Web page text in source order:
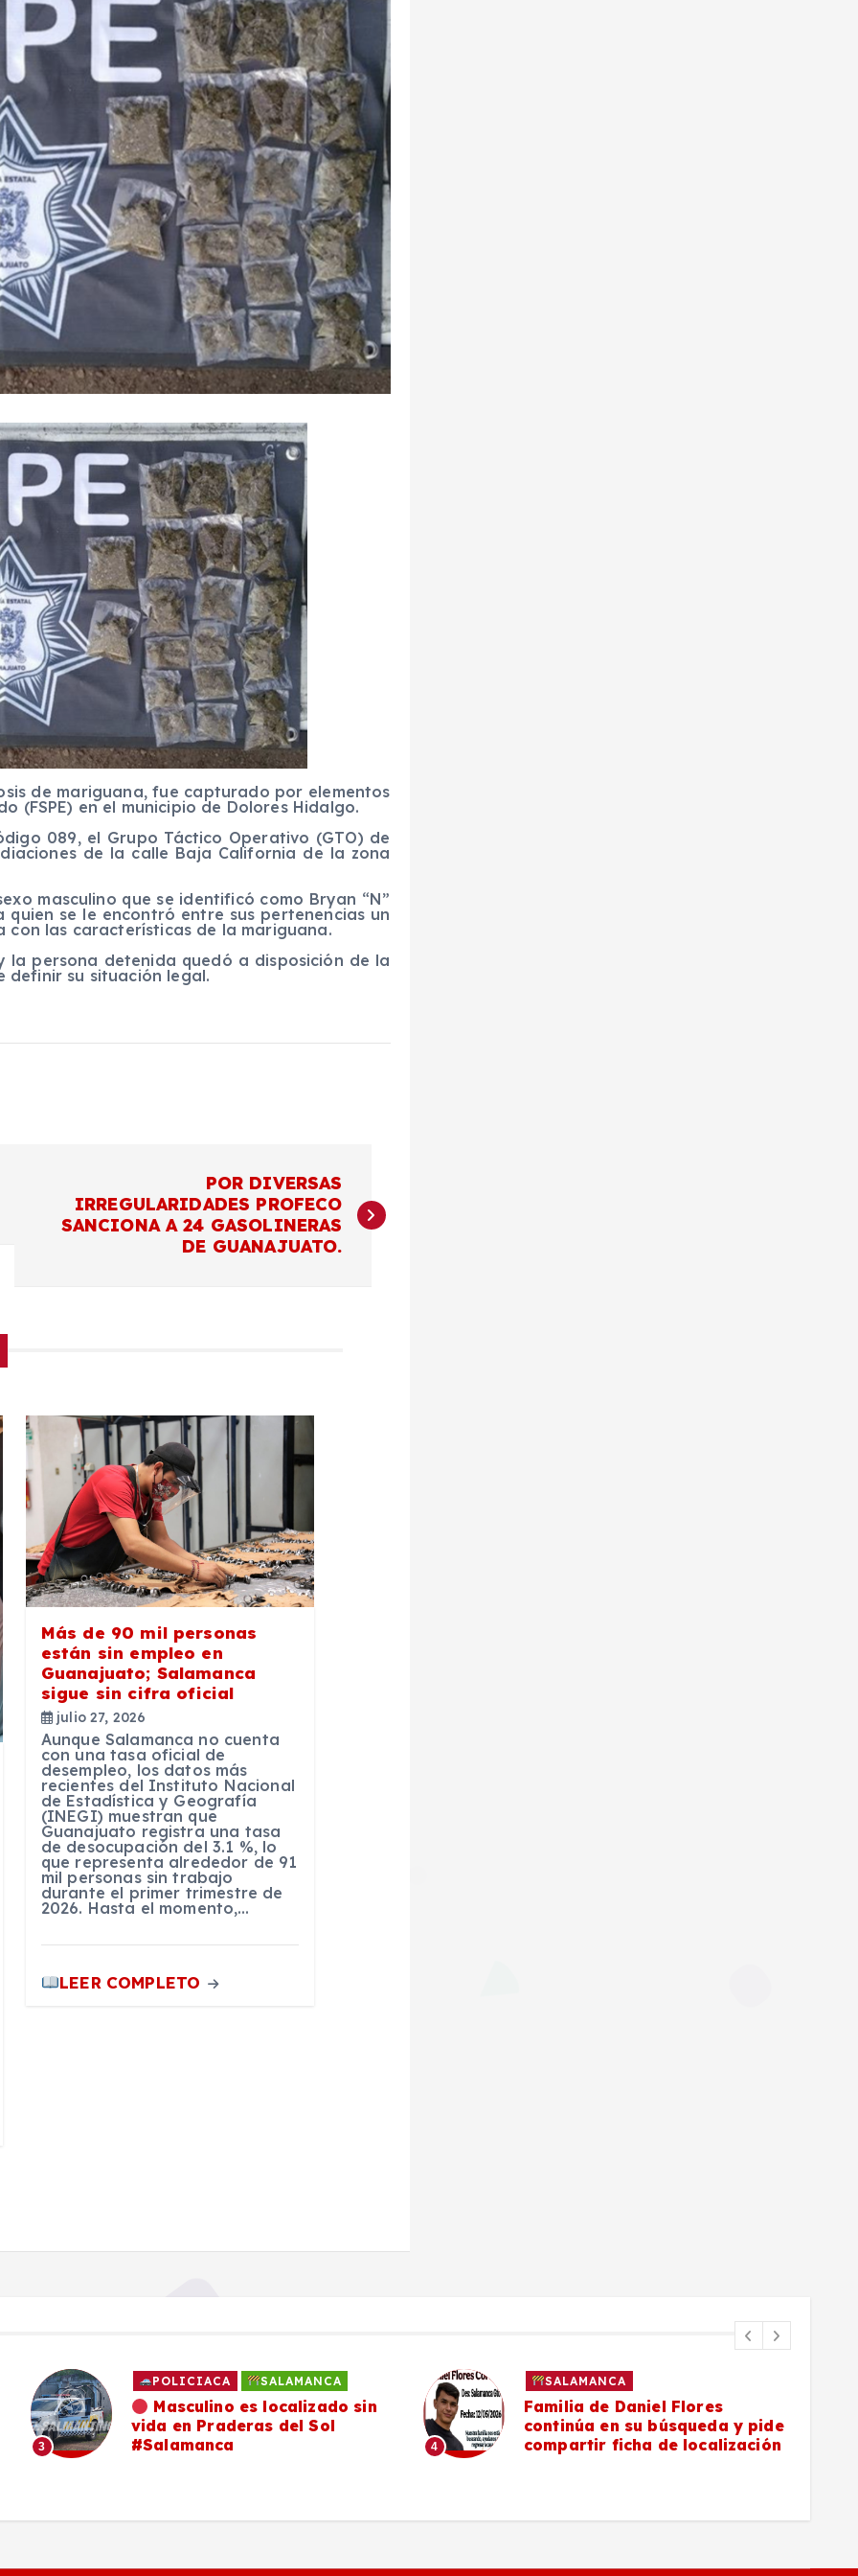
de mariguana, fue capturado por elementos
(FSPE) en el municipio de Dolores Hidalgo.
089, el Grupo Táctico Operativo (GTO) de
de la calle Baja California de la zona
masculino que se identificó como Bryan “N”
se le encontró entre sus pertenencias un
con las características de la mariguana.
persona detenida quedó a disposición de la
definir su situación legal.
POR DIVERSAS
IRREGULARIDADES PROFECO
SANCIONA A 24 GASOLINERAS
DE GUANAJUATO.
Más de 90 mil personas
están sin empleo en
Guanajuato; Salamanca
sigue sin cifra oficial
julio 27, 2026
Aunque Salamanca no cuenta
con una tasa oficial de
desempleo, los datos más
recientes del Instituto Nacional
de Estadística y Geografía
(INEGI) muestran que
Guanajuato registra una tasa
de desocupación del 3.1 %, lo
que representa alrededor de 91
mil personas sin trabajo
durante el primer trimestre de
2026. Hasta el momento,…
LEER COMPLETO
3
POLICIACA SALAMANCA
Masculino es localizado sin
vida en Praderas del Sol
#Salamanca
4
SALAMANCA
Familia de Daniel Flores
continúa en su búsqueda y pide
compartir ficha de localización